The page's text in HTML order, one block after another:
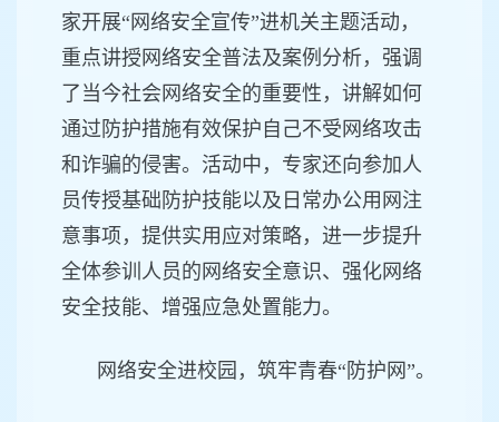
家开展“网络安全宣传”进机关主题活动，
重点讲授网络安全普法及案例分析，强调
了当今社会网络安全的重要性，讲解如何
通过防护措施有效保护自己不受网络攻击
和诈骗的侵害。活动中，专家还向参加人
员传授基础防护技能以及日常办公用网注
意事项，提供实用应对策略，进一步提升
全体参训人员的网络安全意识、强化网络
安全技能、增强应急处置能力。
网络安全进校园，筑牢青春“防护网”。